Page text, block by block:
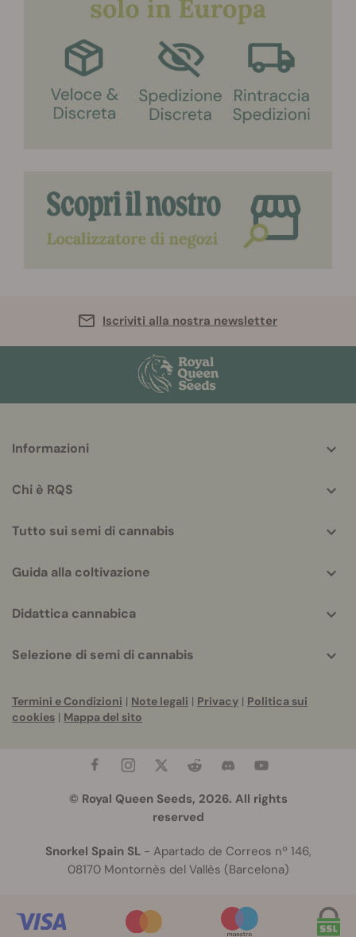
Iscriviti alla nostra newsletter
helpful
Informazioni
Chi è RQS
Tutto sui semi di cannabis
Guida alla coltivazione
Didattica cannabica
Selezione di semi di cannabis
Termini e Condizioni | Note legali | Privacy | Politica sui
cookies | Mappa del sito
© Royal Queen Seeds, 2026. All rights
reserved
Snorkel Spain SL- Apartado de Correos nº 146,
08170 Montornès del Vallès (Barcelona)